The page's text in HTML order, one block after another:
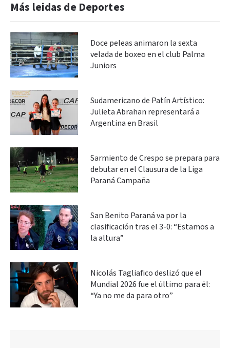
Más leidas de Deportes
Doce peleas animaron la sexta
velada de boxeo en el club Palma
Juniors
Sudamericano de Patín Artístico:
Julieta Abrahan representará a
Argentina en Brasil
Sarmiento de Crespo se prepara para
debutar en el Clausura de la Liga
Paraná Campaña
San Benito Paraná va por la
clasificación tras el 3-0: “Estamos a
la altura”
Nicolás Tagliafico deslizó que el
Mundial 2026 fue el último para él:
“Ya no me da para otro”